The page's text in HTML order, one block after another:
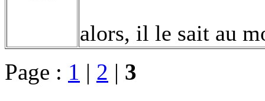
alors, il le sait au
Page : 1 | 2 | 3